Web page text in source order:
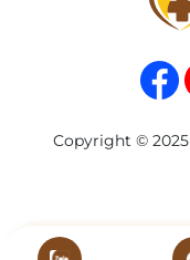
Copyright © 2025